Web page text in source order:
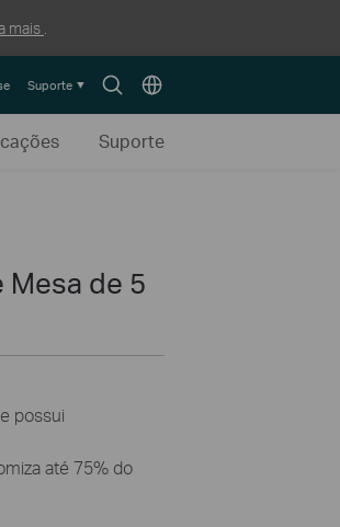
mais
SearchChoose
Suporte
Suporte
Mesa de 5
possui
até 75% do